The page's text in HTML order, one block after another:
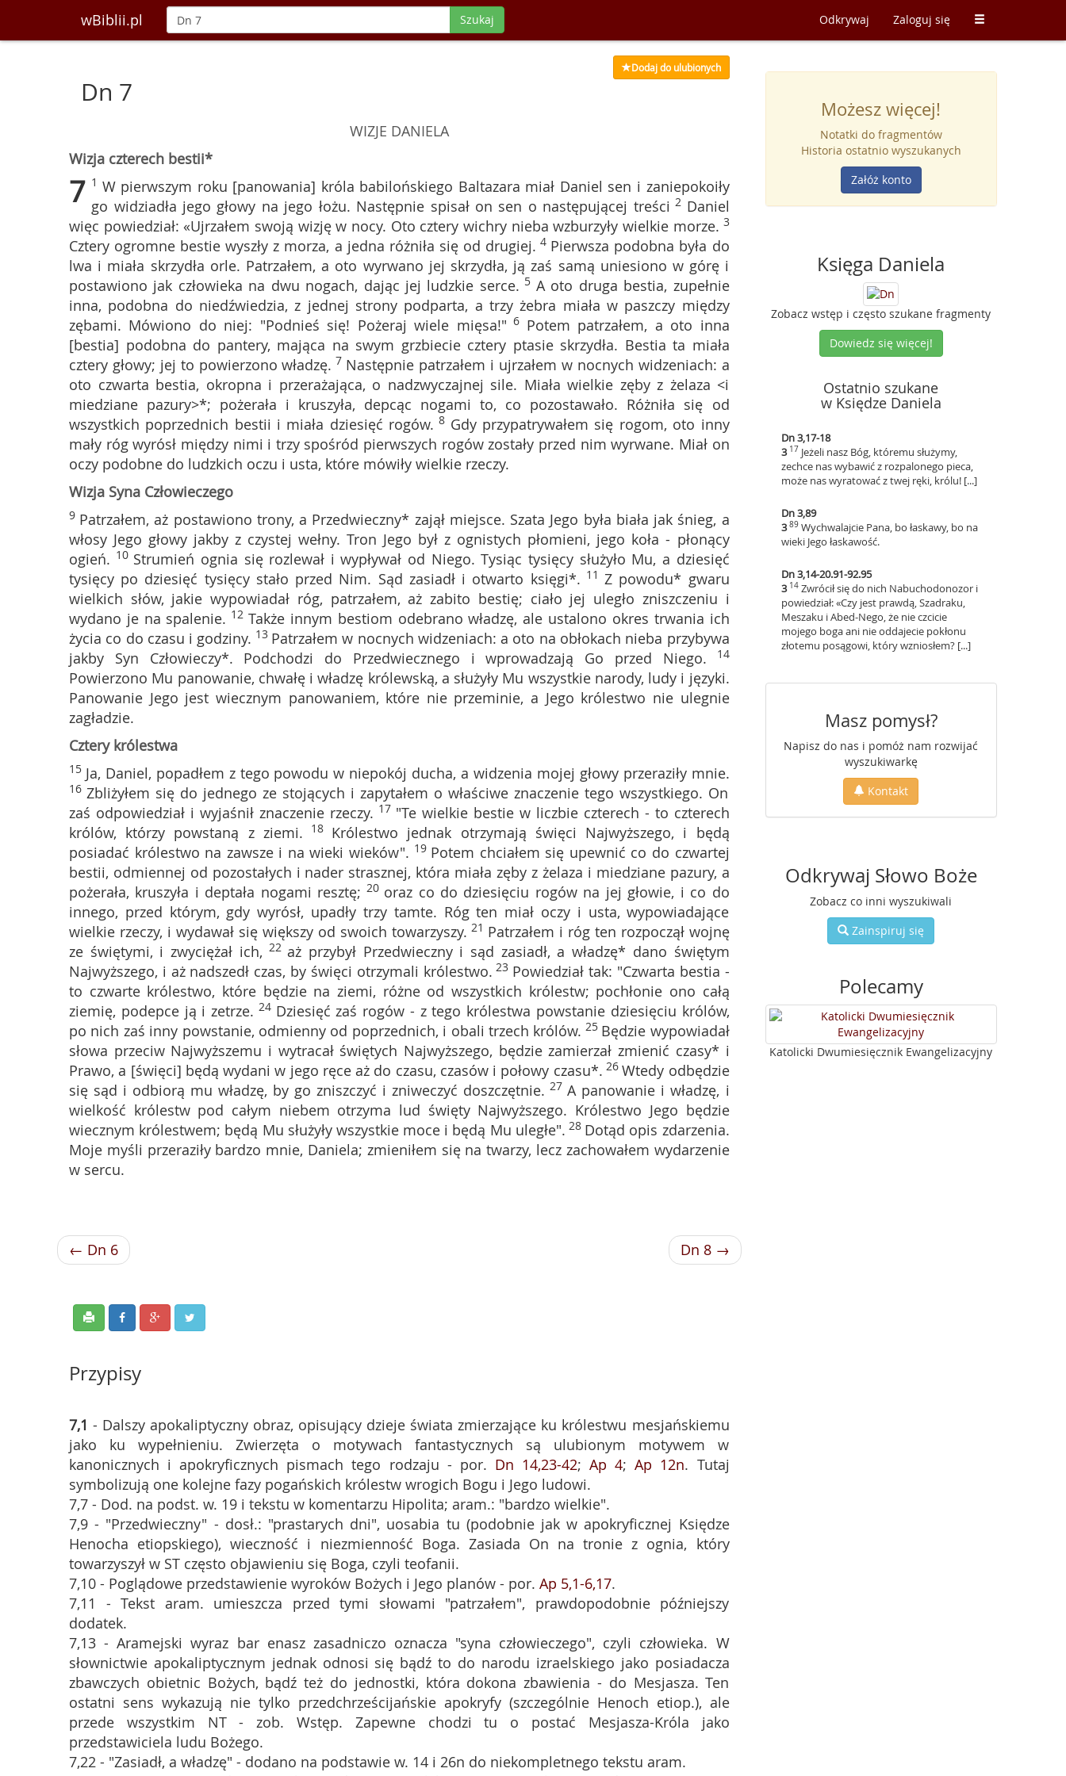
wBiblii.pl Szukaj Odkrywaj Zaloguj się
Dodaj do ulubionych
Dn 7
WIZJE DANIELA
Wizja czterech bestii*
7 1 W pierwszym roku [panowania] króla babilońskiego Baltazara miał Daniel sen i zaniepokoiły
go widziadła jego głowy na jego łożu. Następnie spisał on sen o następującej treści 2 Daniel
więc powiedział: «Ujrzałem swoją wizję w nocy. Oto cztery wichry nieba wzburzyły wielkie morze. 3
Cztery ogromne bestie wyszły z morza, a jedna różniła się od drugiej. 4 Pierwsza podobna była do
lwa i miała skrzydła orle. Patrzałem, a oto wyrwano jej skrzydła, ją zaś samą uniesiono w górę i
postawiono jak człowieka na dwu nogach, dając jej ludzkie serce. 5 A oto druga bestia, zupełnie
inna, podobna do niedźwiedzia, z jednej strony podparta, a trzy żebra miała w paszczy między
zębami. Mówiono do niej: "Podnieś się! Pożeraj wiele mięsa!" 6 Potem patrzałem, a oto inna
[bestia] podobna do pantery, mająca na swym grzbiecie cztery ptasie skrzydła. Bestia ta miała
cztery głowy; jej to powierzono władzę. 7 Następnie patrzałem i ujrzałem w nocnych widzeniach: a
oto czwarta bestia, okropna i przerażająca, o nadzwyczajnej sile. Miała wielkie zęby z żelaza <i
miedziane pazury>*; pożerała i kruszyła, depcąc nogami to, co pozostawało. Różniła się od
wszystkich poprzednich bestii i miała dziesięć rogów. 8 Gdy przypatrywałem się rogom, oto inny
mały róg wyrósł między nimi i trzy spośród pierwszych rogów zostały przed nim wyrwane. Miał on
oczy podobne do ludzkich oczu i usta, które mówiły wielkie rzeczy.
Wizja Syna Człowieczego
9 Patrzałem, aż postawiono trony, a Przedwieczny* zajął miejsce. Szata Jego była biała jak śnieg, a
włosy Jego głowy jakby z czystej wełny. Tron Jego był z ognistych płomieni, jego koła - płonący
ogień. 10 Strumień ognia się rozlewał i wypływał od Niego. Tysiąc tysięcy służyło Mu, a dziesięć
tysięcy po dziesięć tysięcy stało przed Nim. Sąd zasiadł i otwarto księgi*. 11 Z powodu* gwaru
wielkich słów, jakie wypowiadał róg, patrzałem, aż zabito bestię; ciało jej uległo zniszczeniu i
wydano je na spalenie. 12Także innym bestiom odebrano władzę, ale ustalono okres trwania ich
życia co do czasu i godziny. 13 Patrzałem w nocnych widzeniach: a oto na obłokach nieba przybywa
jakby Syn Człowieczy*. Podchodzi do Przedwiecznego i wprowadzają Go przed Niego. 14
Powierzono Mu panowanie, chwałę i władzę królewską, a służyły Mu wszystkie narody, ludy i języki.
Panowanie Jego jest wiecznym panowaniem, które nie przeminie, a Jego królestwo nie ulegnie
zagładzie.
Cztery królestwa
15 Ja, Daniel, popadłem z tego powodu w niepokój ducha, a widzenia mojej głowy przeraziły mnie.
16 Zbliżyłem się do jednego ze stojących i zapytałem o właściwe znaczenie tego wszystkiego. On
zaś odpowiedział i wyjaśnił znaczenie rzeczy. 17 "Te wielkie bestie w liczbie czterech - to czterech
królów, którzy powstaną z ziemi. 18 Królestwo jednak otrzymają święci Najwyższego, i będą
posiadać królestwo na zawsze i na wieki wieków". 19 Potem chciałem się upewnić co do czwartej
bestii, odmiennej od pozostałych i nader strasznej, która miała zęby z żelaza i miedziane pazury, a
pożerała, kruszyła i deptała nogami resztę; 20 oraz co do dziesięciu rogów na jej głowie, i co do
innego, przed którym, gdy wyrósł, upadły trzy tamte. Róg ten miał oczy i usta, wypowiadające
wielkie rzeczy, i wydawał się większy od swoich towarzyszy. 21 Patrzałem i róg ten rozpoczął wojnę
ze świętymi, i zwyciężał ich, 22 aż przybył Przedwieczny i sąd zasiadł, a władzę* dano świętym
Najwyższego, i aż nadszedł czas, by święci otrzymali królestwo. 23 Powiedział tak: "Czwarta bestia -
to czwarte królestwo, które będzie na ziemi, różne od wszystkich królestw; pochłonie ono całą
ziemię, podepce ją i zetrze. 24 Dziesięć zaś rogów - z tego królestwa powstanie dziesięciu królów,
po nich zaś inny powstanie, odmienny od poprzednich, i obali trzech królów. 25 Będzie wypowiadał
słowa przeciw Najwyższemu i wytracał świętych Najwyższego, będzie zamierzał zmienić czasy* i
Prawo, a [święci] będą wydani w jego ręce aż do czasu, czasów i połowy czasu*. 26Wtedy odbędzie
się sąd i odbiorą mu władzę, by go zniszczyć i zniweczyć doszczętnie. 27 A panowanie i władzę, i
wielkość królestw pod całym niebem otrzyma lud święty Najwyższego. Królestwo Jego będzie
wiecznym królestwem; będą Mu służyły wszystkie moce i będą Mu uległe". 28 Dotąd opis zdarzenia.
Moje myśli przeraziły bardzo mnie, Daniela; zmieniłem się na twarzy, lecz zachowałem wydarzenie
w sercu.
← Dn 6 Dn 8 →
Przypisy
7,1 - Dalszy apokaliptyczny obraz, opisujący dzieje świata zmierzające ku królestwu mesjańskiemu
jako ku wypełnieniu. Zwierzęta o motywach fantastycznych są ulubionym motywem w
kanonicznych i apokryficznych pismach tego rodzaju - por. Dn 14,23-42;Ap 4;Ap 12n. Tutaj
symbolizują one kolejne fazy pogańskich królestw wrogich Bogu i Jego ludowi.
7,7 - Dod. na podst. w. 19 i tekstu w komentarzu Hipolita; aram.: "bardzo wielkie".
7,9 - "Przedwieczny" - dosł.: "prastarych dni", uosabia tu (podobnie jak w apokryficznej Księdze
Henocha etiopskiego), wieczność i niezmienność Boga. Zasiada On na tronie z ognia, który
towarzyszył w ST często objawieniu się Boga, czyli teofanii.
7,10 - Poglądowe przedstawienie wyroków Bożych i Jego planów - por. Ap 5,1-6,17.
7,11 - Tekst aram. umieszcza przed tymi słowami "patrzałem", prawdopodobnie późniejszy
dodatek.
7,13 - Aramejski wyraz bar enasz zasadniczo oznacza "syna człowieczego", czyli człowieka. W
słownictwie apokaliptycznym jednak odnosi się bądź to do narodu izraelskiego jako posiadacza
zbawczych obietnic Bożych, bądź też do jednostki, która dokona zbawienia - do Mesjasza. Ten
ostatni sens wykazują nie tylko przedchrześcijańskie apokryfy (szczególnie Henoch etiop.), ale
przede wszystkim NT - zob. Wstęp. Zapewne chodzi tu o postać Mesjasza-Króla jako
przedstawiciela ludu Bożego.
7,22 - "Zasiadł, a władzę" - dodano na podstawie w. 14 i 26n do niekompletnego tekstu aram.
Możesz więcej!
Notatki do fragmentów
Historia ostatnio wyszukanych
Załóż konto
Księga Daniela
Zobacz wstęp i często szukane fragmenty
Dowiedz się więcej!
Ostatnio szukane
w Księdze Daniela
Dn 3,17-18
317 Jeżeli nasz Bóg, któremu służymy,
zechce nas wybawić z rozpalonego pieca,
może nas wyratować z twej ręki, królu! [...]
Dn 3,89
389 Wychwalajcie Pana, bo łaskawy, bo na
wieki Jego łaskawość.
Dn 3,14-20.91-92.95
314 Zwrócił się do nich Nabuchodonozor i
powiedział: «Czy jest prawdą, Szadraku,
Meszaku i Abed-Nego, że nie czcicie
mojego boga ani nie oddajecie pokłonu
złotemu posągowi, który wzniosłem? [...]
Masz pomysł?
Napisz do nas i pomóż nam rozwijać
wyszukiwarkę
Kontakt
Odkrywaj Słowo Boże
Zobacz co inni wyszukiwali
Zainspiruj się
Polecamy
Katolicki Dwumiesięcznik Ewangelizacyjny